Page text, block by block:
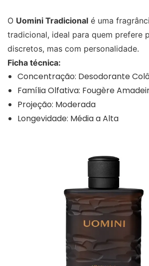
O Uomini Tradicional é uma
tradicional, ideal para quem prefere
discretos, mas com personalidade.
Ficha técnica:
Concentração: Desodorante
Família Olfativa: Fougère
Projeção: Moderada
Longevidade: Média a Alta